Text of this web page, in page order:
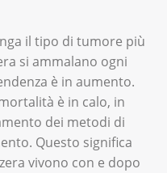
il tipo di tumore più
si ammalano ogni
è in aumento.
è in calo, in
dei metodi di
Questo significa
vivono con e dopo